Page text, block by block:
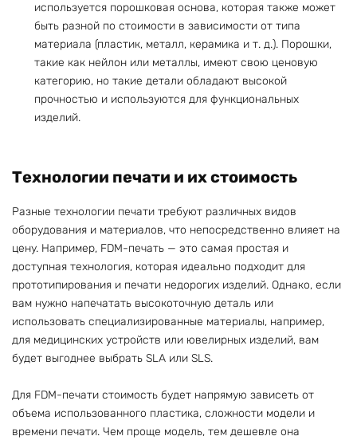
используется порошковая основа, которая также может
быть разной по стоимости в зависимости от типа
материала (пластик, металл, керамика и т. д.). Порошки,
такие как нейлон или металлы, имеют свою ценовую
категорию, но такие детали обладают высокой
прочностью и используются для функциональных
изделий.
Технологии печати и их стоимость
Разные технологии печати требуют различных видов
оборудования и материалов, что непосредственно влияет на
цену. Например, FDM-печать — это самая простая и
доступная технология, которая идеально подходит для
прототипирования и печати недорогих изделий. Однако, если
вам нужно напечатать высокоточную деталь или
использовать специализированные материалы, например,
для медицинских устройств или ювелирных изделий, вам
будет выгоднее выбрать SLA или SLS.
Для FDM-печати стоимость будет напрямую зависеть от
объема использованного пластика, сложности модели и
времени печати. Чем проще модель, тем дешевле она